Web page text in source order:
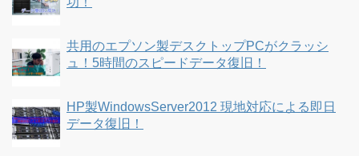
共用のエプソン製デスクトップPCがクラッシ
ュ！5時間のスピードデータ復旧！
HP製WindowsServer2012 現地対応による即日
データ復旧！